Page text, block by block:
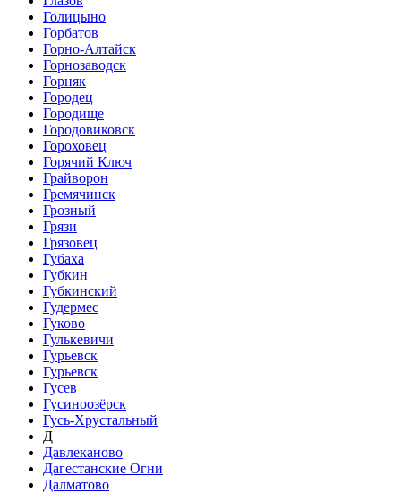
Голицыно
Горбатов
Горно-Алтайск
Горнозаводск
Горняк
Городец
Городище
Городовиковск
Гороховец
Горячий Ключ
Грайворон
Гремячинск
Грозный
Грязи
Грязовец
Губаха
Губкин
Губкинский
Гудермес
Гуково
Гулькевичи
Гурьевск
Гурьевск
Гусев
Гусиноозёрск
Гусь-Хрустальный
Д
Давлеканово
Дагестанские Огни
Далматово